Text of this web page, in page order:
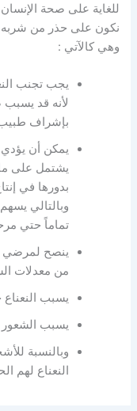
للغاية على صحة
نكون على حذر من شربه
وهي كالآتي :
يجب تجنب
لأنه قد يسبب
بإشراف
يمكن أن
يشتمل على
بدورها في
وبالتالي
تماماً حتي
ينصح لمرضي
من معدلات
يسبب
يسبب الشعور
وبالنسبة
النعناع لهم